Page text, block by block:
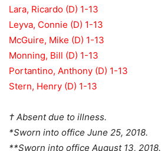
Lara, Ricardo (D) 1-13
Leyva, Connie (D) 1-13
McGuire, Mike (D) 1-13
Monning, Bill (D) 1-13
Portantino, Anthony (D) 1-13
Stern, Henry (D) 1-13
† Absent due to illness.
*Sworn into office June 25, 2018.
**Sworn into office August 13, 2018.